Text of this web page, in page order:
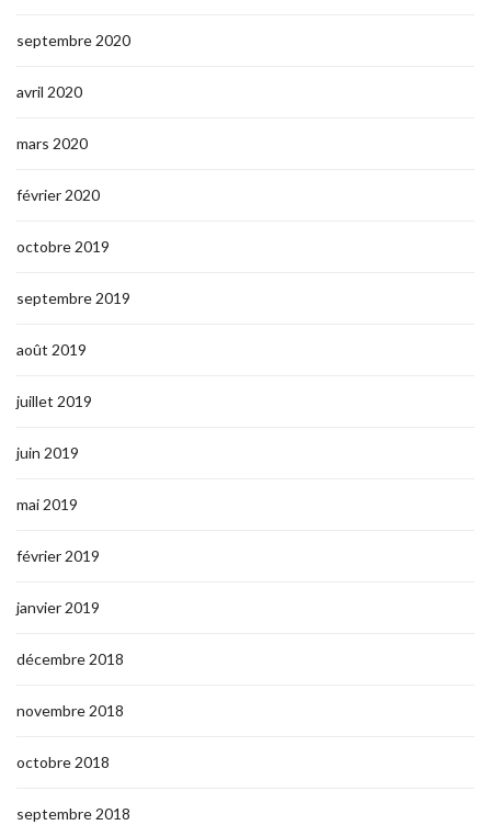
septembre 2020
avril 2020
mars 2020
février 2020
octobre 2019
septembre 2019
août 2019
juillet 2019
juin 2019
mai 2019
février 2019
janvier 2019
décembre 2018
novembre 2018
octobre 2018
septembre 2018